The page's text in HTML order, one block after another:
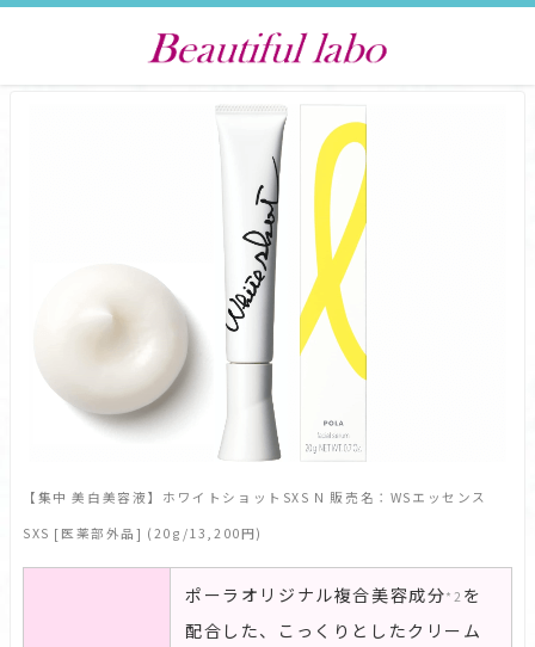
【集中 美白美容液】ホワイトショットSXS N 販売名：WSエッセンス
SXS [医薬部外品] (20g/13,200円)
ポーラオリジナル複合美容成分*2 を
配合した、こっくりとしたクリーム